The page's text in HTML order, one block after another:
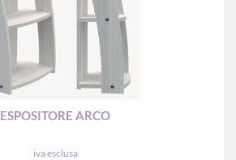
ESPOSITORE ARCO
iva esclusa